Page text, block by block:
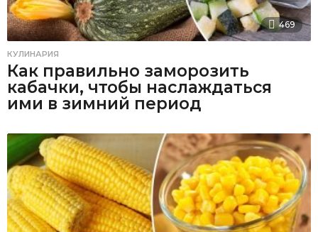
469
КУЛИНАРИЯ
Как правильно заморозить
кабачки, чтобы наслаждаться
ими в зимний период